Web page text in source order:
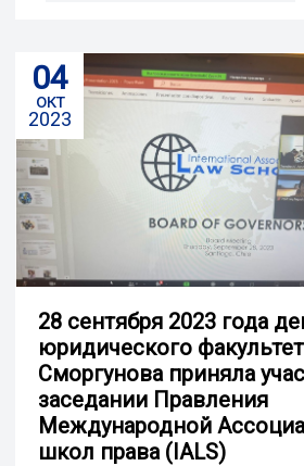
04
окт
2023
28 сентября 2023 года
юридического
Сморгунова приняла
заседании Правления
Международной
школ права (IALS)